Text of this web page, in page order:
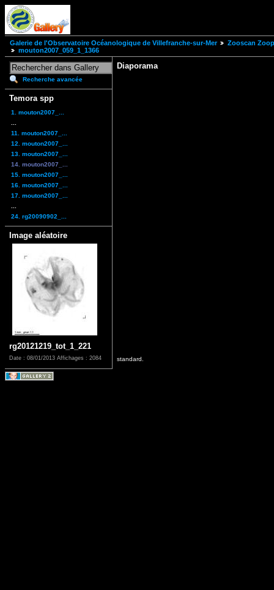
Galerie de l'Observatoire Océanologique de Villefranche-sur-Mer
Zooscan
mouton2007_059_1_1366
Recherche avancée
Temora spp
1. mouton2007_...
11. mouton2007_...
12. mouton2007_...
13. mouton2007_...
14. mouton2007_...
15. mouton2007_...
16. mouton2007_...
17. mouton2007_...
24. rg20090902_...
Image aléatoire
rg20121219_tot_1_221
Date : 08/01/2013 Affichages : 2084
Diaporama
standard.